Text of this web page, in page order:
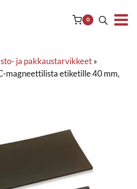
0
ja pakkaustarvikkeet»
magneettilista etiketille 40 mm,